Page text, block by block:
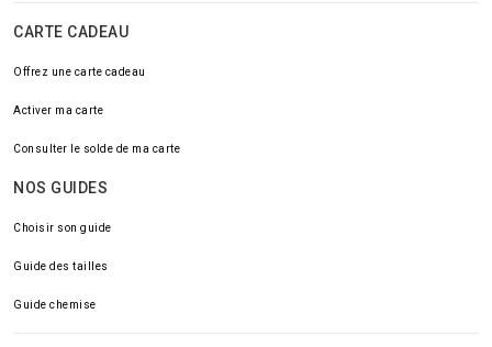
CARTE CADEAU
Offrez une carte cadeau
Activer ma carte
Consulter le solde de ma carte
NOS GUIDES
Choisir son guide
Guide des tailles
Guide chemise